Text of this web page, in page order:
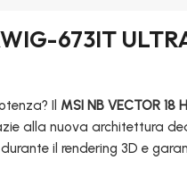
673IT
Il MSI NB VECTOR 18
alla nuova architettura
il rendering 3D e